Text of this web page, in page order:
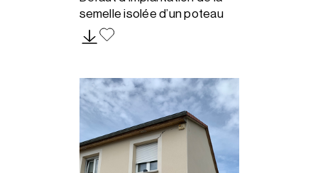
semelle isolée d’un poteau